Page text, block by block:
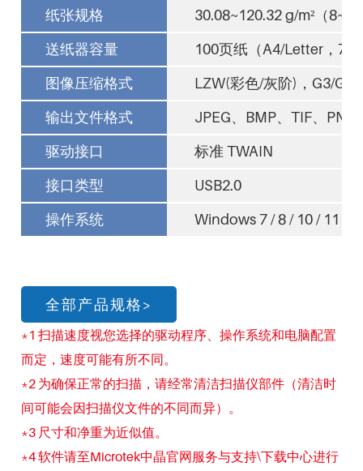
纸张规格
30.08~120.32 g/m²（
送纸器容量
100页纸（A4/Letter，
图像压缩格式
LZW(彩色/灰阶)，G3/
输出文件格式
JPEG、BMP、TIF、
驱动接口
标准 TWAIN
接口类型
USB2.0
操作系统
Windows 7 / 8 / 10 / 11 &
全部产品规格>
*1 扫描速度视您选择的驱动程序、操作系统和电脑配置
而定，速度可能有所不同。
*2 为确保正常的扫描，请经常清洁扫描仪部件（清洁时
间可能会因扫描仪文件的不同而异）。
*3 尺寸和净重为近似值。
*4 软件请至Microtek中晶官网服务与支持\下载中心进行